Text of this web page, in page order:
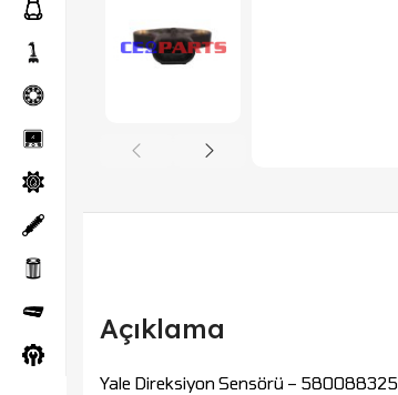
Açıklama
Yale Direksiyon Sensörü – 580088325